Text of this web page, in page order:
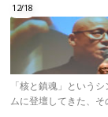
12/18
「核と鎮魂」という
ムに登壇してきた、そ